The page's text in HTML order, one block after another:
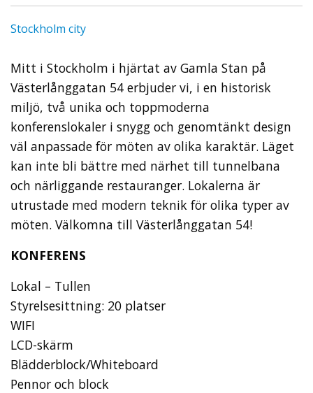
Stockholm city
Mitt i Stockholm i hjärtat av Gamla Stan på
Västerlånggatan 54 erbjuder vi, i en historisk
miljö, två unika och toppmoderna
konferenslokaler i snygg och genomtänkt design
väl anpassade för möten av olika karaktär. Läget
kan inte bli bättre med närhet till tunnelbana
och närliggande restauranger. Lokalerna är
utrustade med modern teknik för olika typer av
möten. Välkomna till Västerlånggatan 54!
KONFERENS
Lokal – Tullen
Styrelsesittning: 20 platser
WIFI
LCD-skärm
Blädderblock/Whiteboard
Pennor och block